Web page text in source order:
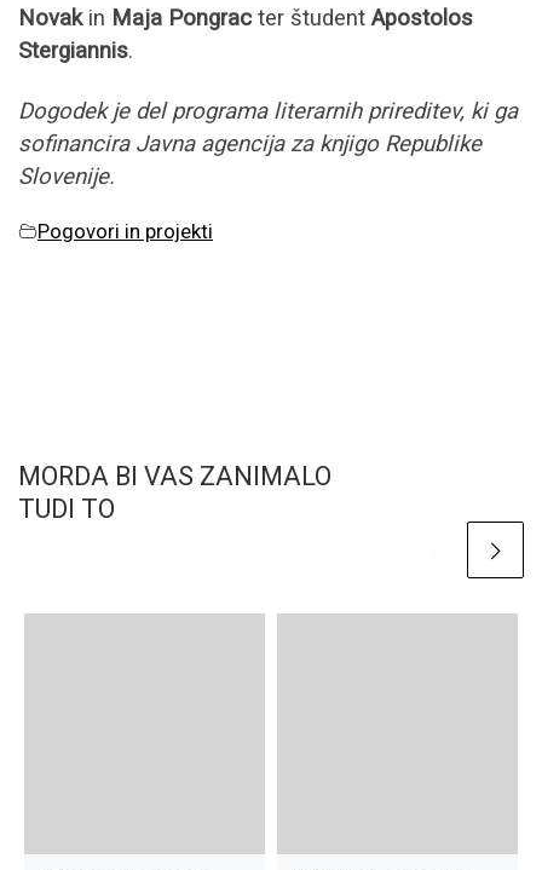
Novakin Maja Pongracter študentApostolos
Stergiannis.
Dogodek je del programa literarnih prireditev, ki ga
sofinancira Javna agencija za knjigo Republike
Slovenije.
Pogovori in projekti
MORDA BI VAS ZANIMALO
TUDI TO